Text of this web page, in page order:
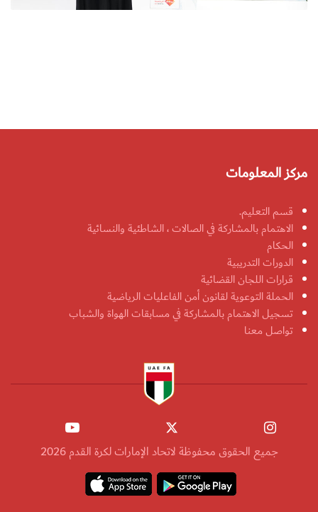
مركز المعلومات
قسم التعليم.
الاهتمام بالمشاركة في الصالات ، الشاطئية والنسائية
الحكام
الدورات التدريبية
قرارات اللجان القضائية
الحملة التوعوية لقانون أمن الفاعليات الرياضية
تسجيل الاهتمام بالمشاركة في مسابقات الهواة والشباب
تواصل معنا
جميع الحقوق محفوظة لاتحاد الإمارات لكرة القدم 2026